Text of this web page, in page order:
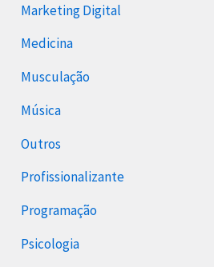
Marketing Digital
Medicina
Musculação
Música
Outros
Profissionalizante
Programação
Psicologia